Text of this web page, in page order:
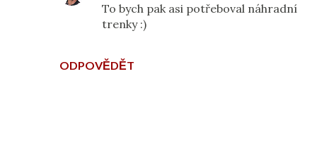
ODPOVĚDĚT
To bych pak asi potřeboval náhradní
trenky :)